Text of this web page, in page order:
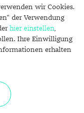
wir Cookies.
der Verwendung
hier einstellen,
Ihre Einwilligung
erhalten